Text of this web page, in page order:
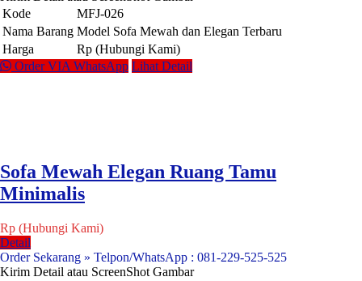
Kode
MFJ-026
Nama Barang Model Sofa Mewah dan Elegan Terbaru
Harga
Rp (Hubungi Kami)
Order VIA WhatsApp Lihat Detail
Sofa Mewah Elegan Ruang Tamu
Minimalis
Rp (Hubungi Kami)
Detail
Order Sekarang » Telpon/WhatsApp : 081-229-525-525
Kirim Detail atau ScreenShot Gambar